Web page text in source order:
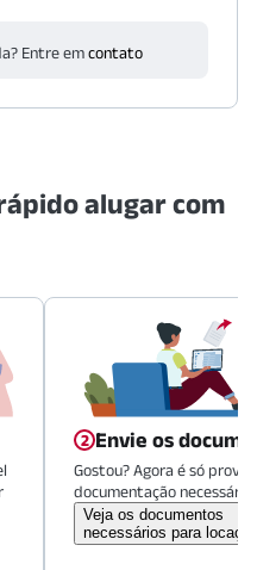
Entre emcontato
alugar com
Envie os
Gostou? Agora é só
documentação necessária.
Veja os documentos
necessários para